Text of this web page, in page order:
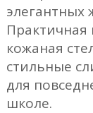
элегантных
кожаная
стильные
для
школе.